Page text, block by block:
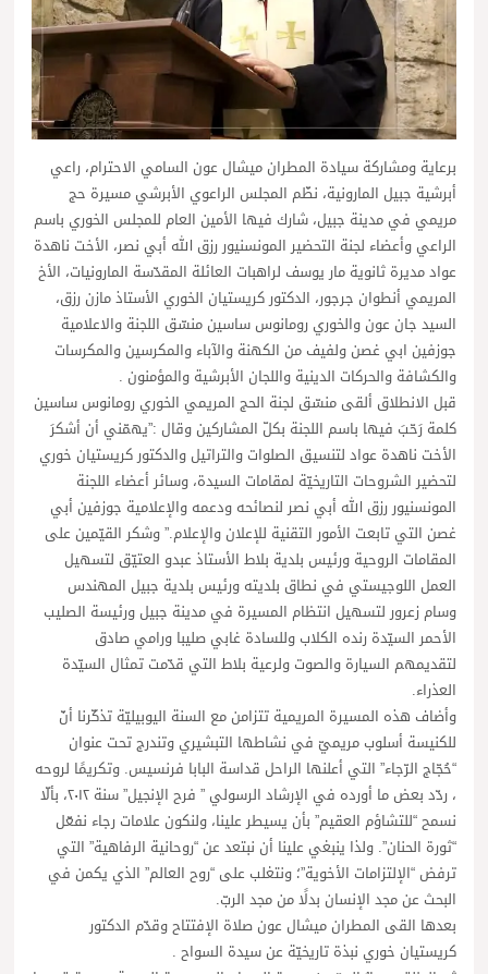
برعاية ومشاركة سيادة المطران ميشال عون السامي الاحترام، راعي
أبرشية جبيل المارونية، نظّم المجلس الراعوي الأبرشي مسيرة حج
مريمي في مدينة جبيل، شارك فيها الأمين العام للمجلس الخوري باسم
الراعي وأعضاء لجنة التحضير المونسنيور رزق الله أبي نصر، الأخت ناهدة
عواد مديرة ثانوية مار يوسف لراهبات العائلة المقدّسة المارونيات، الأخ
المريمي أنطوان جرجور، الدكتور كريستيان الخوري الأستاذ مازن رزق،
السيد جان عون والخوري رومانوس ساسين منسّق اللجنة والاعلامية
جوزفين ابي غصن ولفيف من الكهنة والآباء والمكرسين والمكرسات
والكشافة والحركات الدينية واللجان الأبرشية والمؤمنون .
قبل الانطلاق ألقى منسّق لجنة الحج المريمي الخوري رومانوس ساسين
كلمة رَحّبَ فيها باسم اللجنة بكلّ المشاركين وقال :”يهمّني أن أشكرَ
الأخت ناهدة عواد لتنسيق الصلوات والتراتيل والدكتور كريستيان خوري
لتحضير الشروحات التاريخيّة لمقامات السيدة، وسائر أعضاء اللجنة
المونسنيور رزق الله أبي نصر لنصائحه ودعمه والإعلامية جوزفين أبي
غصن التي تابعت الأمور التقنية للإعلان والإعلام.” وشكر القيّمين على
المقامات الروحية ورئيس بلدية بلاط الأستاذ عبدو العتيّق لتسهيل
العمل اللوجيستي في نطاق بلديته ورئيس بلدية جبيل المهندس
وسام زعرور لتسهيل انتظام المسيرة في مدينة جبيل ورئيسة الصليب
الأحمر السيّدة رنده الكلاب وللسادة غابي صليبا ورامي صادق
لتقديمهم السيارة والصوت ولرعية بلاط التي قدّمت تمثال السيّدة
العذراء.
وأضاف هذه المسيرة المريمية تتزامن مع السنة اليوبيليّة تذكّرنا أنّ
للكنيسة أسلوب مريميّ في نشاطها التبشيري وتندرج تحت عنوان
“حُجّاج الرّجاء” التي أعلنها الراحل قداسة البابا فرنسيس. وتكريمًا لروحه
، ردّد بعض ما أورده في الإرشاد الرسولي ” فرح الإنجيل” سنة ٢٠١٢، بألّا
نسمح “للتشاؤم العقيم” بأن يسيطر علينا، ولنكون علامات رجاء نفعّل
“ثورة الحنان”. ولذا ينبغي علينا أن نبتعد عن “روحانية الرفاهية” التي
ترفض “الإلتزامات الأخوية”؛ ونتغلب على “روح العالم” الذي يكمن في
البحث عن مجد الإنسان بدلًا من مجد الربّ.
بعدها القى المطران ميشال عون صلاة الإفتتاح وقدّم الدكتور
كريستيان خوري نبذة تاريخيّة عن سيدة السواح .